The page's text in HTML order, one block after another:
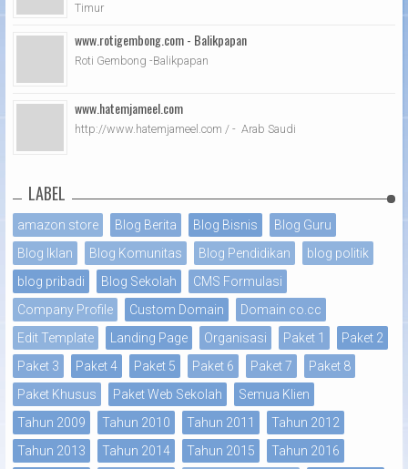
Timur
www.rotigembong.com - Balikpapan
Roti Gembong -Balikpapan
www.hatemjameel.com
http://www.hatemjameel.com / - Arab Saudi
LABEL
amazon store Blog Berita Blog Bisnis
Blog Guru
Blog Iklan
Blog Komunitas Blog Pendidikan
blog politik
blog pribadi
Blog Sekolah
CMS Formulasi
Company Profile
Custom Domain
Domain co.cc
Edit Template
Landing Page Organisasi Paket 1
Paket 2
Paket 3
Paket 4 Paket 5 Paket 6 Paket 7
Paket 8
Paket Khusus
Paket Web Sekolah
Semua Klien
Tahun 2009
Tahun 2010 Tahun 2011
Tahun 2012
Tahun 2013
Tahun 2014 Tahun 2015 Tahun 2016